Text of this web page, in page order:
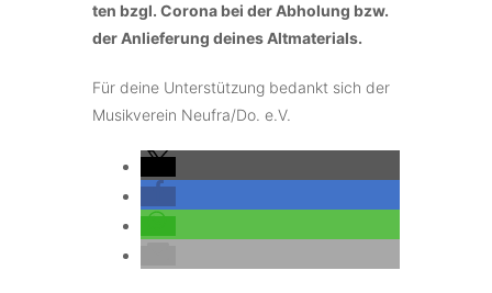
ten bzgl. Coro­na bei der Abho­lung bzw.
der Anlie­fe­rung deines Altmaterials.
Für deine Unter­stüt­zung bedankt sich der
Musik­ver­ein Neufra/Do. e.V.